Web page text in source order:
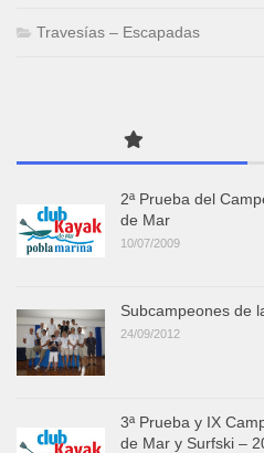
Travesías – Escapadas
2ª Prueba del
de Mar
10/07/2009
Subcampeones de
24/09/2012
3ª Prueba y IX
de Mar y Surfski –